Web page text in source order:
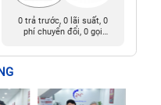
0 trả trước, 0 lãi suất, 0
phí chuyển đổi, 0 gọi